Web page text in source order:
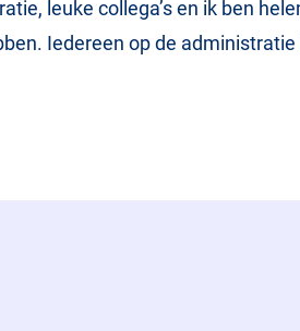
leuke collega’s en ik ben
Iedereen op de